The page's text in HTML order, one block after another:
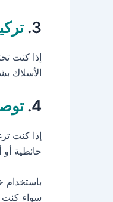
3.
إذا كنت
الأسلاك
4.
إذا كنت
حائطية
باستخدام
سواء كنت